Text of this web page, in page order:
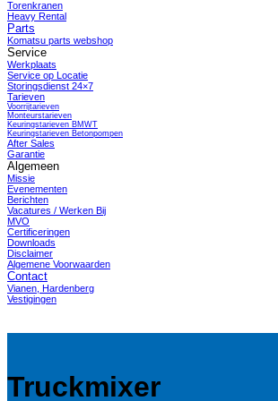
Torenkranen
Heavy Rental
Parts
Komatsu parts webshop
Service
Werkplaats
Service op Locatie
Storingsdienst 24×7
Tarieven
Voorrijtarieven
Monteurstarieven
Keuringstarieven BMWT
Keuringstarieven Betonpompen
After Sales
Garantie
Algemeen
Missie
Evenementen
Berichten
Vacatures / Werken Bij
MVO
Certificeringen
Downloads
Disclaimer
Algemene Voorwaarden
Contact
Vianen, Hardenberg
Vestigingen
Truckmixer